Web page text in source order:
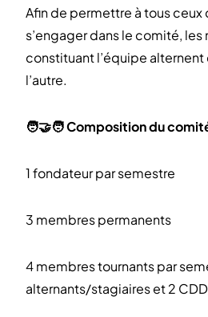
Afin de permettre à tous ceux
s’engager dans le comité,
constituant l’équipe alternent
l’autre.
🧑‍🤝‍🧑 Composition du
1 fondateur par semestre
3 membres permanents
4 membres tournants par
alternants/stagiaires et 2